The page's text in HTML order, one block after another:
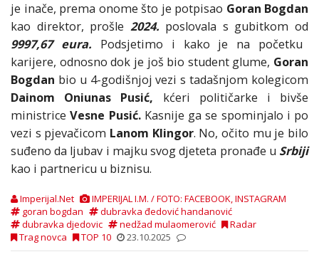
je inače, prema onome što je potpisao Goran Bogdan
kao direktor, prošle 2024. poslovala s gubitkom od
9997,67 eura. Podsjetimo i kako je na početku
karijere, odnosno dok je još bio student glume, Goran
Bogdan bio u 4-godišnjoj vezi s tadašnjom kolegicom
Dainom Oniunas Pusić, kćeri političarke i bivše
ministriceVesne Pusić. Kasnije ga se spominjalo i po
vezi s pjevačicom Lanom Klingor. No, očito mu je bilo
suđeno da ljubav i majku svog djeteta pronađe u Srbiji
kao i partnericu u biznisu.
Imperijal.Net
IMPERIJAL I.M. / FOTO: FACEBOOK, INSTAGRAM
goran bogdan
dubravka đedović handanović
dubravka djedovic
nedžad mulaomerović
Radar
Trag novca
TOP 10 23.10.2025